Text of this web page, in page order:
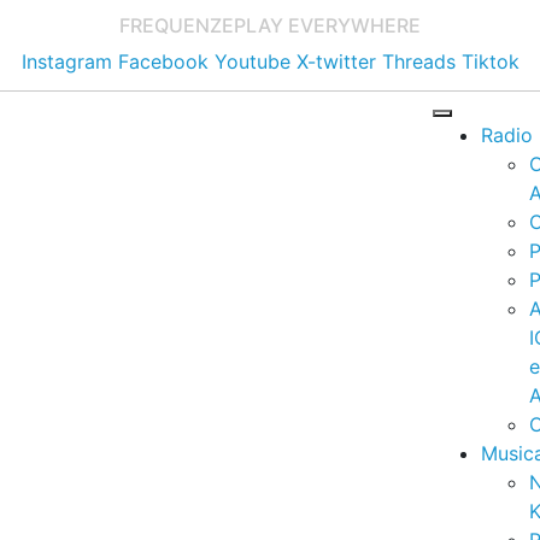
FREQUENZEPLAY EVERYWHERE
Instagram Facebook Youtube X-twitter Threads Tiktok
Radio
e